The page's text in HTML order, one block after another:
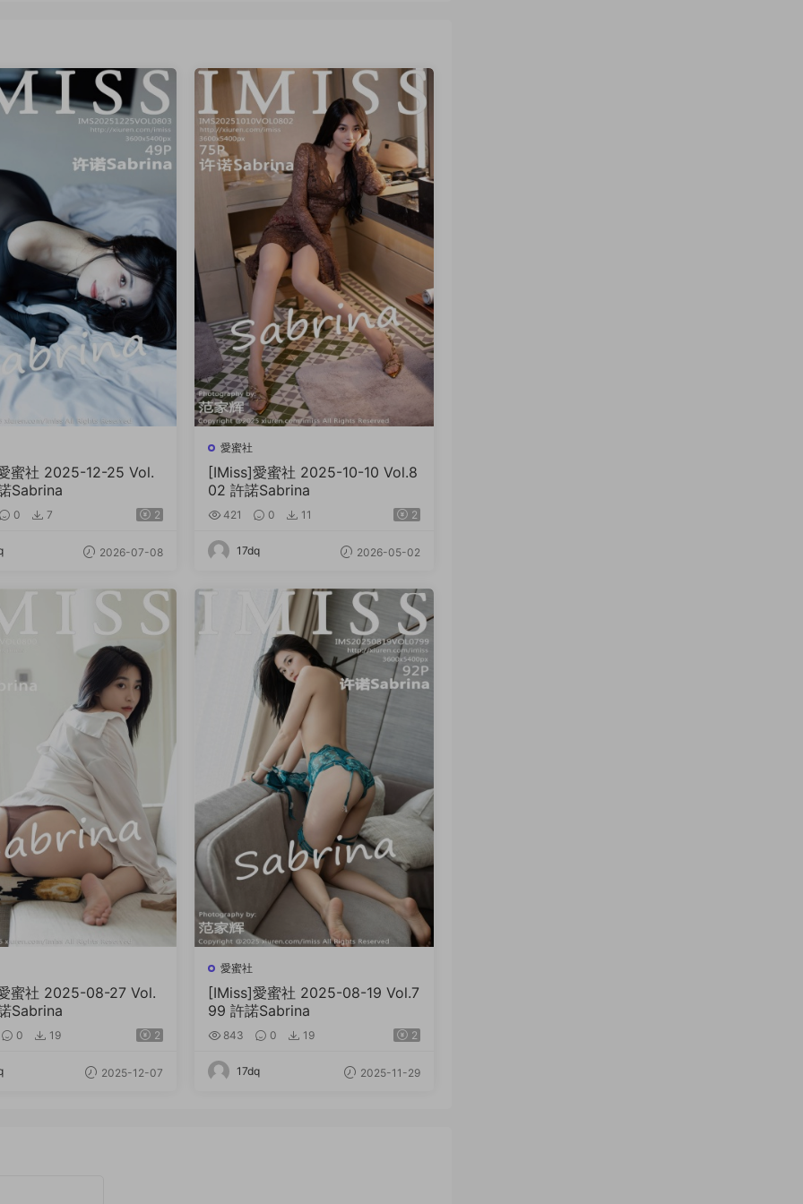
蜜社 2025-12-25 Vol.
Sabrina
0 7 2
2026-07-08
愛蜜社
[IMiss]愛蜜社 2025-10-10 Vol.8
02 許諾Sabrina
421 0 11 2
17dq 2026-05-02
蜜社 2025-08-27 Vol.
Sabrina
0 19 2
2025-12-07
愛蜜社
[IMiss]愛蜜社 2025-08-19 Vol.7
99 許諾Sabrina
843 0 19 2
17dq 2025-11-29